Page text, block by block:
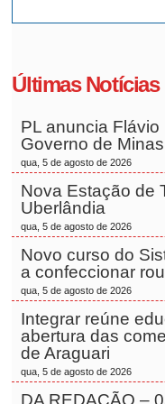
Últimas Notícias
PL anuncia
Governo de
qua, 5 de agosto de 2026
Nova Estação de
Uberlândia
qua, 5 de agosto de 2026
Novo curso do
a confeccionar
qua, 5 de agosto de 2026
Integrar reúne
abertura das
de Araguari
qua, 5 de agosto de 2026
DA REDAÇÃO –